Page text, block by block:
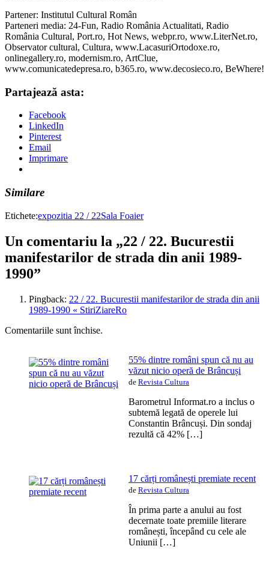
Partener: Institutul Cultural Român
Parteneri media: 24-Fun, Radio România Actualitati, Radio
România Cultural, Port.ro, Hot News, webpr.ro, www.LiterNet.ro,
Observator cultural, Cultura, www.LacasuriOrtodoxe.ro,
onlinegallery.ro, modernism.ro, ArtClue,
www.comunicatedepresa.ro, b365.ro, www.decosieco.ro, BeWhere!
Partajează asta:
Facebook
LinkedIn
Pinterest
Email
Imprimare
Similare
Etichete:expozitia 22 / 22Sala Foaier
Un comentariu la „22 / 22. Bucurestii
manifestarilor de strada din anii 1989-
1990”
Pingback: 22 / 22. Bucurestii manifestarilor de strada din anii
1989-1990 « StiriZiareRo
Comentariile sunt închise.
55% dintre români spun că nu au
văzut nicio operă de Brâncuși
de Revista Cultura
Barometrul Informat.ro a inclus o
subtemă legată de operele lui
Constantin Brâncuși. Din sondaj
rezultă că 42% […]
17 cărți românești premiate recent
de Revista Cultura
În prima parte a anului au fost
decernate toate premiile literare
românești, începând cu cele ale
Uniunii […]